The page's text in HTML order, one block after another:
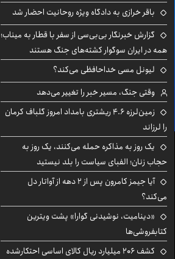
باقر خرازی به دادگاه ویژه روحانیت احضار شد
گزارش خبرنگار بی‌بی‌سی از سفر با قطار به میناب؛
همه در ایران سوگوار کشته‌های جنگ هستند
لیونل مسی خداحافظی می‌کند؟
وقتی جنگ، مسیر خبر را تغییر می‌دهد
زمین‌لرزه ۴.۶ ریشتری بامداد امروز گلباف کرمان
را لرزاند
یک روز به مذاکره حمله می‌کنند، یک روز به
حجاب زنان؛ الفبای سیاست را بلد نیستید
آیا جیمز کامرون پس از ۲ دهه از آواتار دل
می‌کند؟
«دینامیت، نوشیدنی گوارا» پشت ویترین
کتابفروشی‌ها
کشف ۲۰۶ میلیارد ریال کالای اساسی احتکارشده